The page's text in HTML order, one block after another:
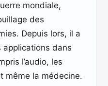
mondiale,
des
Depuis lors, il a
dans
l’audio, les
même la médecine.